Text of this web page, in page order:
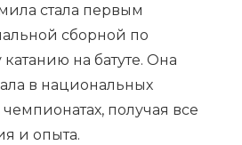
стала первым
сборной по
на батуте. Она
в национальных
получая все
и опыта.